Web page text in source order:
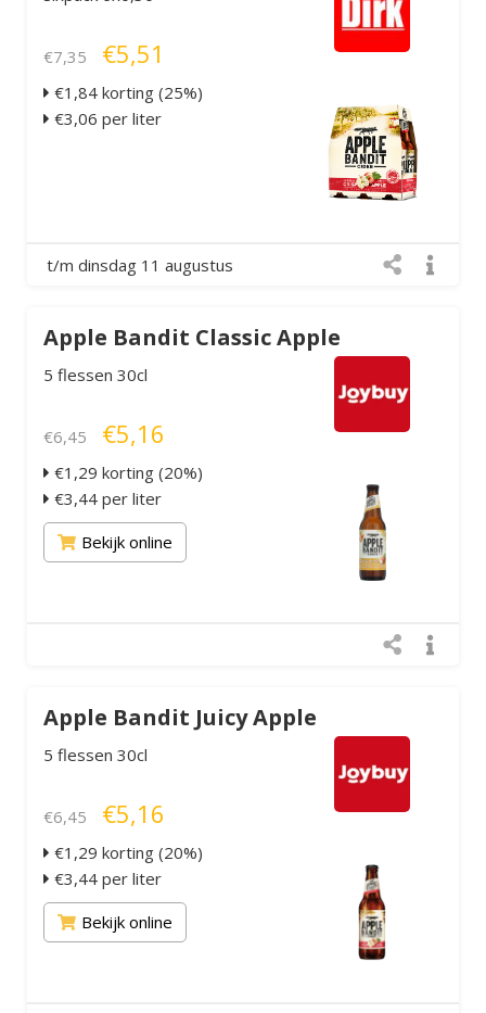
€7,35 €5,51
€1,84 korting (25%)
€3,06 per liter
t/m dinsdag 11 augustus
Apple Bandit Classic Apple
5 flessen 30cl
€6,45 €5,16
€1,29 korting (20%)
€3,44 per liter
Bekijk online
Apple Bandit Juicy Apple
5 flessen 30cl
€6,45 €5,16
€1,29 korting (20%)
€3,44 per liter
Bekijk online